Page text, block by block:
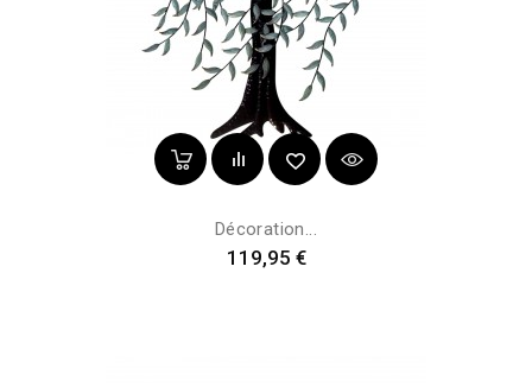
Décoration...
Prix
119,95 €